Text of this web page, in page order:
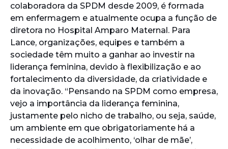
colaboradora da SPDM desde 2009, é formada
em enfermagem e atualmente ocupa a função de
diretora no Hospital Amparo Maternal. Para
Lance, organizações, equipes e também a
sociedade têm muito a ganhar ao investir na
liderança feminina, devido à flexibilização e ao
fortalecimento da diversidade, da criatividade e
da inovação. “Pensando na SPDM como empresa,
vejo a importância da liderança feminina,
justamente pelo nicho de trabalho, ou seja, saúde,
um ambiente em que obrigatoriamente há a
necessidade de acolhimento, ‘olhar de mãe’,